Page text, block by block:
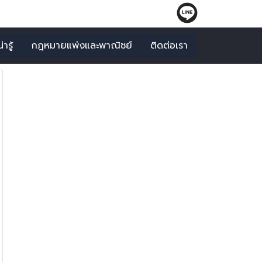
รู้ กฎหมายแพ่งและพาณิชย์ ติดต่อเรา